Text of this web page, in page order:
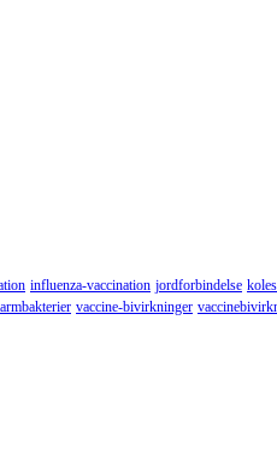
influenza-vaccination jordforbindelse
vaccine-bivirkninger